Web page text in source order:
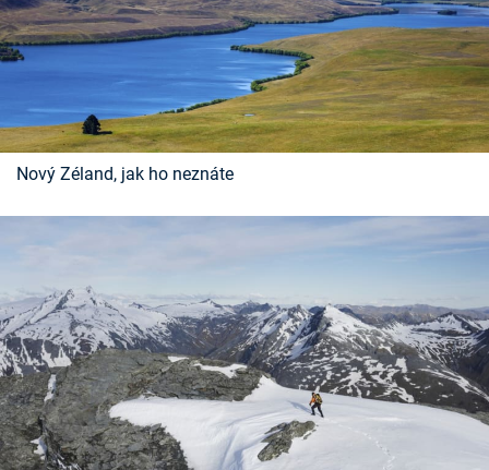
Nový Zéland, jak ho neznáte